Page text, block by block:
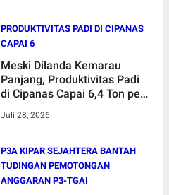
Penghinaan
PRODUKTIVITAS PADI DI CIPANAS
CAPAI 6
Meski Dilanda Kemarau
Panjang, Produktivitas Padi
di Cipanas Capai 6,4 Ton per
Juli 28, 2026
P3A KIPAR SEJAHTERA BANTAH
TUDINGAN PEMOTONGAN
ANGGARAN P3-TGAI